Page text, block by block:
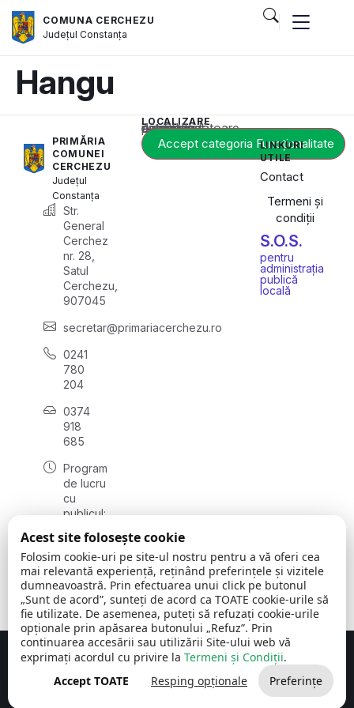
COMUNA CERCHEZU
JudețulConstanța
Hangu
PRIMĂRIA
COMUNEI
CERCHEZU
Județul
Constanța
Str.
General
Cerchez
nr. 28,
Satul
Cerchezu,
907045
secretar@primariacerchezu.ro
0241
780
204
0374
918
685
Program
de lucru
cu
publicul:
08:00 -
16:30
, vineri:
08:00 -
14:00
LOCALIZARE
Acest conținut este blocat până când acceptați categoria corespunzătoare de cookie-uri.
Accept categoria Funcționalitate
LINKURI
UTILE
Contact
Termeni și
condiții
S.O.S.
pentru
administrația
publică
locală
Comuna Cerchezu © 2026Toate drepturile rezervate
Concept realizat de Big Media Relații Publice SRL
Acest site folosește cookie
Folosim cookie-uri pe site-ul nostru pentru a vă oferi cea
mai relevantă experiență, reținând preferințele și vizitele
dumneavoastră. Prin efectuarea unui click pe butonul
„Sunt de acord”, sunteți de acord ca TOATE cookie-urile să
fie utilizate. De asemenea, puteți să refuzați cookie-urile
opționale prin apăsarea butonului „Refuz”. Prin
continuarea accesării sau utilizării Site-ului web vă
exprimați acordul cu privire la Termeni și Condiții.
Accept TOATE
Resping opționale Preferințe